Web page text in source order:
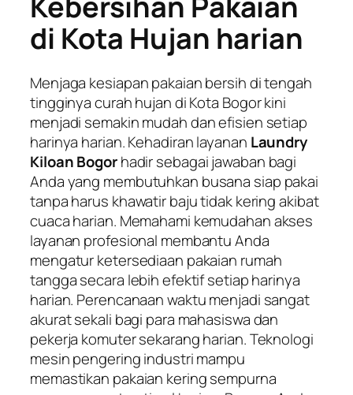
di Kota Hujan harian
Menjaga kesiapan pakaian bersih di tengah
tingginya curah hujan di Kota Bogor kini
menjadi semakin mudah dan efisien setiap
harinya harian. Kehadiran layanan Laundry
Kiloan Bogorhadir sebagai jawaban bagi
Anda yang membutuhkan busana siap pakai
tanpa harus khawatir baju tidak kering akibat
cuaca harian. Memahami kemudahan akses
layanan profesional membantu Anda
mengatur ketersediaan pakaian rumah
tangga secara lebih efektif setiap harinya
harian. Perencanaan waktu menjadi sangat
akurat sekali bagi para mahasiswa dan
pekerja komuter sekarang harian. Teknologi
mesin pengering industri mampu
memastikan pakaian kering sempurna